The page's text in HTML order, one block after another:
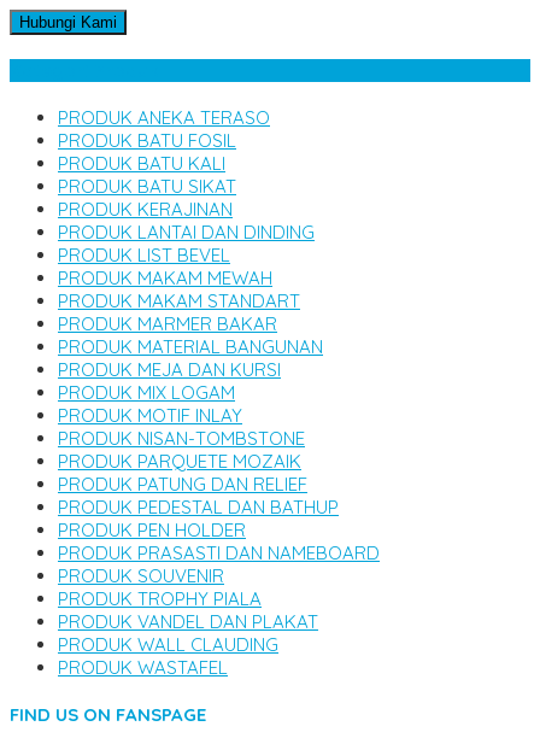
Hubungi Kami
PRODUK ANEKA TERASO
PRODUK BATU FOSIL
PRODUK BATU KALI
PRODUK BATU SIKAT
PRODUK KERAJINAN
PRODUK LANTAI DAN DINDING
PRODUK LIST BEVEL
PRODUK MAKAM MEWAH
PRODUK MAKAM STANDART
PRODUK MARMER BAKAR
PRODUK MATERIAL BANGUNAN
PRODUK MEJA DAN KURSI
PRODUK MIX LOGAM
PRODUK MOTIF INLAY
PRODUK NISAN-TOMBSTONE
PRODUK PARQUETE MOZAIK
PRODUK PATUNG DAN RELIEF
PRODUK PEDESTAL DAN BATHUP
PRODUK PEN HOLDER
PRODUK PRASASTI DAN NAMEBOARD
PRODUK SOUVENIR
PRODUK TROPHY PIALA
PRODUK VANDEL DAN PLAKAT
PRODUK WALL CLAUDING
PRODUK WASTAFEL
FIND US ON FANSPAGE